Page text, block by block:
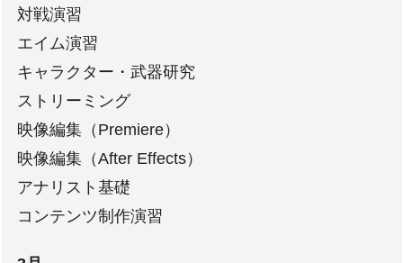
対戦演習
エイム演習
キャラクター・武器研究
ストリーミング
映像編集（Premiere）
映像編集（After Effects）
アナリスト基礎
コンテンツ制作演習